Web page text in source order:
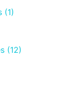
(1)
(12)